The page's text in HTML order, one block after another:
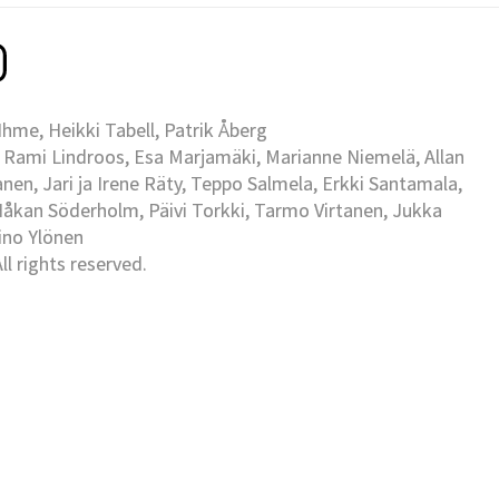
Heikki Tabell, Patrik Åberg
Lindroos, Esa Marjamäki, Marianne Niemelä, Allan
Jari ja Irene Räty, Teppo Salmela, Erkki Santamala,
Söderholm, Päivi Torkki, Tarmo Virtanen, Jukka
Ylönen
rights reserved.